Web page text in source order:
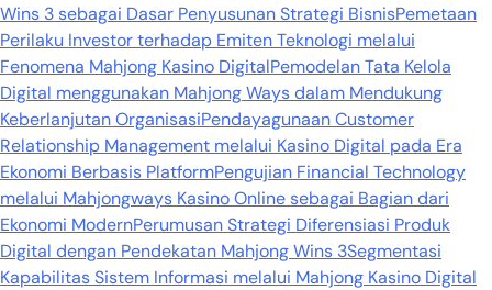
Wins 3 sebagai Dasar Penyusunan Strategi BisnisPemetaan
Perilaku Investor terhadap Emiten Teknologi melalui
Fenomena Mahjong Kasino DigitalPemodelan Tata Kelola
Digital menggunakan Mahjong Ways dalam Mendukung
Keberlanjutan OrganisasiPendayagunaan Customer
Relationship Management melalui Kasino Digital pada Era
Ekonomi Berbasis PlatformPengujian Financial Technology
melalui Mahjongways Kasino Online sebagai Bagian dari
Ekonomi ModernPerumusan Strategi Diferensiasi Produk
Digital dengan Pendekatan Mahjong Wins 3Segmentasi
Kapabilitas Sistem Informasi melalui Mahjong Kasino Digital